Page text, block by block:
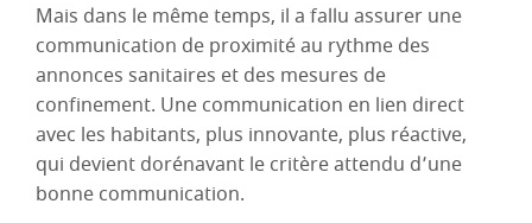
Mais dans le même temps, il a fallu assurer une
communication de proximité au rythme des
annonces sanitaires et des mesures de
confinement. Une communication en lien direct
avec les habitants, plus innovante, plus réactive,
qui devient dorénavant le critère attendu d’une
bonne communication.